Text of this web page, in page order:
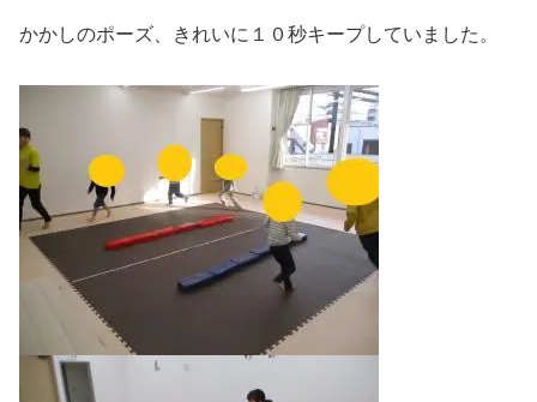
かかしのポーズ、きれいに１０秒キープしていました。